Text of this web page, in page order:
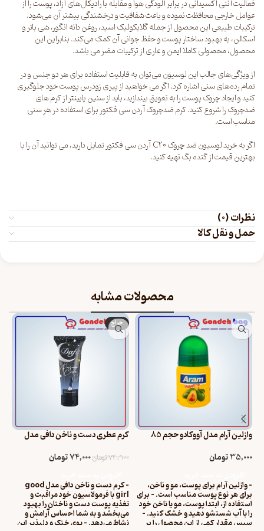
فعالیت آنتی اکسیدانی در برابر آلودگی هوا و مقابله با رادیکال‌های آزاد، پوست را از
عوامل خارجی محافظت نموده و باعث شفافیت و درخشندگی بیشتر آن می‌شود.
ترکیبات طبیعی این محصول از جمله گلایکولیک اسید، روغن دانه انگور، شی باتر و
اسکالن، به بهبود ساختار پوست و حفظ جوانی آن کمک می‌کند. بنابراین این
محصول، محصولی کاملا ایمن و عاری از ترکیبات مضر می باشد.
از ویژگی‌های جالب این لوسیون می‌توان به قابلیت استفاده برای هر دو جنس و در
تمام رده‌های سنی اشاره کرد. اگر می خواهید از پیری زودرس پوست خود جلوگیری
کنید و ایجاد چروک پوست را به تعویق بیندازید، باید از سنین پایینتر از کرم های
ضدچروک را شروع کنید. کرم ضدچروک آردن سی فکتور برای استفاده در هر سنی
مناسب است.
اگر به خرید لوسیون ضد چروک C20 آردن سی فکتور تمایل دارید، می توانید آن را با
بهترین قیمت ازگنده بگتهیه کنید.
نظرات (0)
حمل و نقل کالا
محصولات مشابه
وازلین آرام مدل آووکادو حجم 85
35,000تومان
- وازلین آرام برای پوست، مو و ناخن،
برای هر نوع پوست مناسب است. - برای
استفاده از، ابتدا پوست، مو یا ناخن خود
را با آب شستشو دهید و خشک کنید. -
سپس مقدار کمی از این محصول را بر
حراج
کرم عطری دست و ناخن دافی مدل
74,900تومان74,000تومان
- کرم دست و ناخن دافی مدل good
girl با فرمولاسیون خود مراقبت و
تغذیه پوست دست و ناخنان را بهبود
می‌بخشد و به شما احساس آرامش و
نشاط می‌دهد. - بوی خنک و دلپذیر این